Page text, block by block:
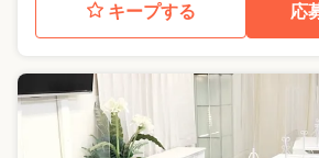
キープする 応